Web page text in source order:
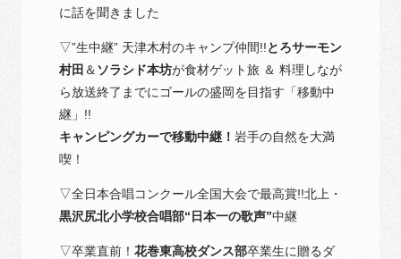
に話を聞きました
▽”生中継” 天津木村のキャンプ仲間!!とろサーモン
村田 ＆ ソラシド本坊が食材ゲット旅 ＆ 料理しなが
ら放送終了までにゴールの盛岡を目指す「移動中
継」!!
キャンピングカーで移動中継！ 岩手の自然を大満
喫！
▽全日本合唱コンクール全国大会で最高賞!!北上・
黒沢尻北小学校合唱部“日本一の歌声”中継
▽卒業直前！ 花巻東高校ダンス部卒業生に贈るダ